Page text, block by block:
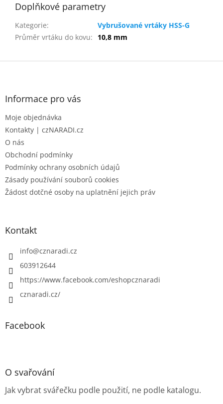
Doplňkové parametry
Kategorie:
Vybrušované vrtáky HSS-G
Průměr vrtáku do kovu: 10,8 mm
Z
Informace pro vás
Moje objednávka
Kontakty | czNARADI.cz
O nás
Obchodní podmínky
Podmínky ochrany osobních údajů
Zásady používání souborů cookies
Žádost dotčné osoby na uplatnění jejich práv
Kontakt
info@cznaradi.cz
603912644
https://www.facebook.com/eshopcznaradi
cznaradi.cz/
Facebook
O svařování
Jak vybrat svářečku podle použití, ne podle katalogu.